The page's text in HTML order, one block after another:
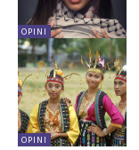
OPINI
OPINI